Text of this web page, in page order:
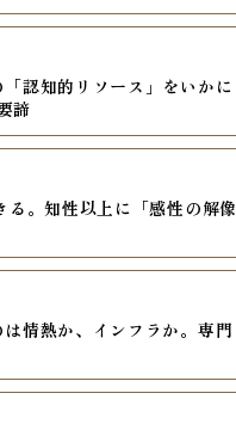
認知的リソース」をいかに
諦
。知性以上に「感性の解像
情熱か、インフラか。専門